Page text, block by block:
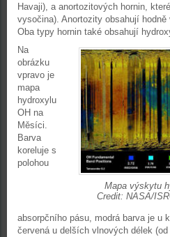
Havaji), a anortozitových hornin,
vysočina). Anortozity obsahují
Oba typy hornin také obsahují
Mapa výskytu
Credit: NASA/
Na
obrázku
vpravo je
mapa
hydroxylu
OH na
Měsíci.
Barva
koreluje s
polohou
absorpčního pásu, modrá barva je u
červená u delších vlnových délek